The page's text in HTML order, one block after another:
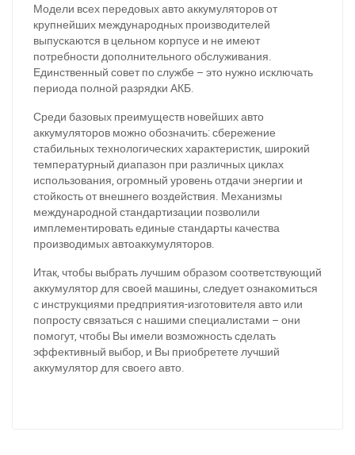
Модели всех передовых авто аккумуляторов от
крупнейших международных производителей
выпускаются в цельном корпусе и не имеют
потребности дополнительного обслуживания.
Единственный совет по службе – это нужно исключать
периода полной разрядки АКБ.
Среди базовых преимуществ новейших авто
аккумуляторов можно обозначить: сбережение
стабильных технологических характеристик, широкий
температурный диапазон при различных циклах
использования, огромный уровень отдачи энергии и
стойкость от внешнего воздействия. Механизмы
международной стандартизации позволили
имплементировать единые стандарты качества
производимых автоаккумуляторов.
Итак, чтобы выбрать лучшим образом соответствующий
аккумулятор для своей машины, следует ознакомиться
с инструкциями предприятия-изготовителя авто или
попросту связаться с нашими специалистами – они
помогут, чтобы Вы имели возможность сделать
эффективный выбор, и Вы приобретете лучший
аккумулятор для своего авто.
За відсутності звязку - дзвоніть, пишіть у Viber / Telegram
(093) 600-51-11
Написати в Viber Написати в Telegram